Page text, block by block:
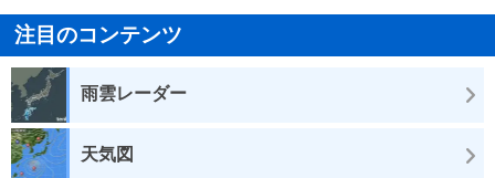
注目のコンテンツ
雨雲レーダー
天気図